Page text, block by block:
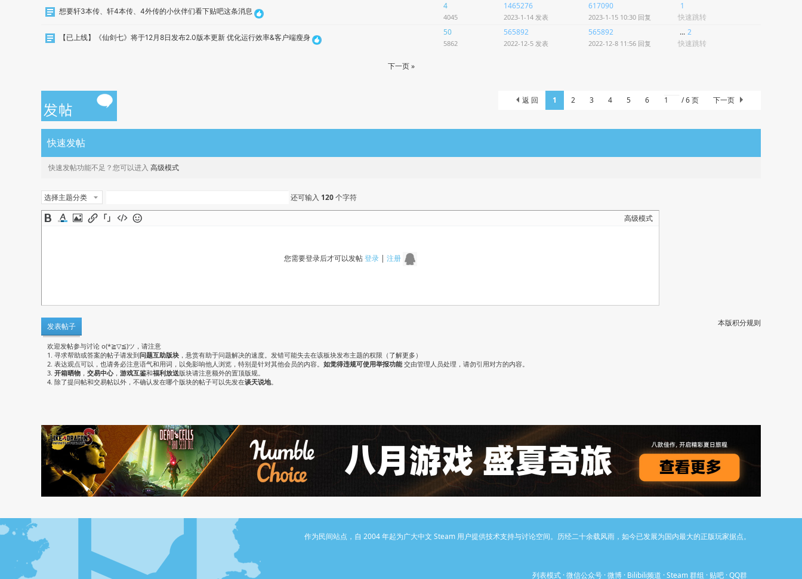
想要轩3本传、轩4本传、4外传的小伙伴们看下贴吧这条消息
4
4045
1465276
2023-1-14 发表
617090
2023-1-15 10:30 回复
1
快速跳转
【已上线】《仙剑七》将于12月8日发布2.0版本更新 优化运行效率&客户端瘦身
50
5862
565892
2022-12-5 发表
565892
2022-12-8 11:56 回复
... 2
快速跳转
下一页 »
1 2 3 4 5 6 / 6 页 下一页
返 回
快速发帖
快速发帖功能不足？您可以进入 高级模式
选择主题分类 还可输入 120个字符
高级模式
您需要登录后才可以发帖登录| 注册
本版积分规则
发表帖子
欢迎发帖参与讨论 o(*≧▽≦)ツ，请注意
1. 寻求帮助或答案的帖子请发到问题互助版块 ，悬赏有助于问题解决的速度。发错可能失去在该板块发布主题的权限（ 了解更多 ）
2. 表达观点可以，也请务必注意语气和用词，以免影响他人浏览，特别是针对其他会员的内容。 如觉得违规可使用举报功能 交由管理人员处理，请勿引用对方的内容。
3. 开箱晒物 ， 交易中心， 游戏互鉴和福利放送版块请注意额外的置顶版规。
4. 除了提问帖和交易帖以外，不确认发在哪个版块的帖子可以先发在谈天说地。
作为民间站点，自 2004 年起为广大中文 Steam 用户提供技术支持与讨论空间。历经二十余载风雨，如今已发展为国内最大的正版玩家据点。
列表模式 ·微信公众号 ·微博 · Bilibili频道 ·Steam 群组 · 贴吧 ·QQ群